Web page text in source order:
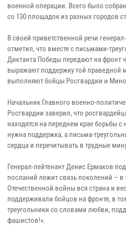
военной операции. Всего было
со 130 площадок из разных городов
В своей приветственной речи
отметил, что вместе с письмами-
Диктанта Победы передают на фронт
выражают поддержку той праведной
выполняют бойцы Росгвардии и
Начальник Главного военно-
Росгвардии заверил, что
находятся на переднем крае борьбы
нужна поддержка, а письма-
сердца и перечитывать в трудные
Генерал-лейтенант Денис Ермаков
посланий лежит связь поколений –
Отечественной войны вся страна и
поддерживали бойцов на фронте, в
треугольники со словами любви,
фашистов!».